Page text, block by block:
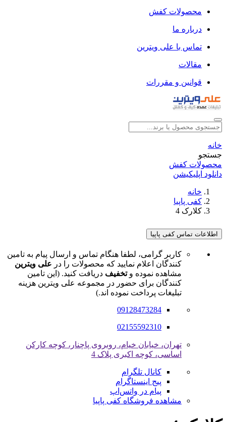
محصولات کفش
درباره ما
تماس با علی ویترین
مقالات
قوانین و مقررات
خانه
جستجو
محصولات کفش
دانلود اپلیکیشن
خانه
کفی پاپیا
کلارک 4
اطلاعات تماس کفی پاپیا
کاربر گرامی، لطفا هنگام تماس و ارسال پیام به تامین
کنندگان اعلام نمایید که محصولات را در علی ویترین
مشاهده نموده وتخفیف دریافت کنید. (این تامین
کنندگان برای حضور در مجموعه علی ویترین هزینه
تبلیغات پرداخت نموده اند.)
09128473284
02155592310
تهران، خیابان خیام، روبروی پاچنار، کوچه کارکن
اساسی، کوچه اکبری پلاک 4
کانال تلگرام
پیج اینستاگرام
پیام در واتس‌اپ
مشاهده فروشگاه کفی پاپیا